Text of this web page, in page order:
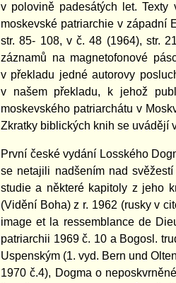
v polovině padesátých let.
moskevské patriarchie v západní
str. 85- 108, v č. 48 (1964), str.
záznamů na magnetofonové
v překladu jedné autorovy
v našem překladu, k jehož
moskevského patriarchátu v
Zkratky biblických knih se uvádějí
První české vydání Losského
se netajili nadšením nad
studie a některé kapitoly z jeho
(Vidění Boha) z r. 1962 (rusky v
image et la ressemblance de
patriarchii 1969 č. 10 a Bogosl.
Uspenským (1. vyd. Bern und
1970 č.4), Dogma o